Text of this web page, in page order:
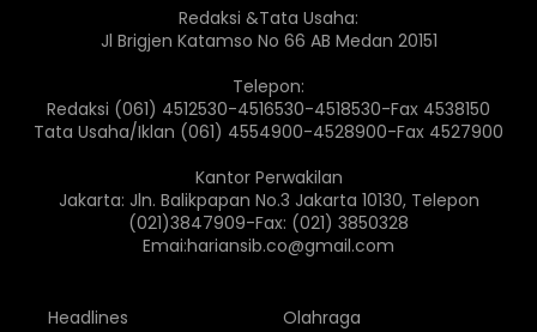
Redaksi &Tata Usaha:
Jl Brigjen Katamso No 66 AB Medan 20151
Telepon:
Redaksi (061) 4512530-4516530-4518530-Fax 4538150
Tata Usaha/Iklan (061) 4554900-4528900-Fax 4527900
Kantor Perwakilan
Jakarta: Jln. Balikpapan No.3 Jakarta 10130, Telepon
(021)3847909-Fax: (021) 3850328
Emai:hariansib.co@gmail.com
Headlines
Olahraga